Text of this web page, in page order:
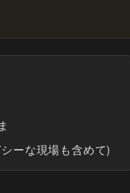
ーな現場も含めて)